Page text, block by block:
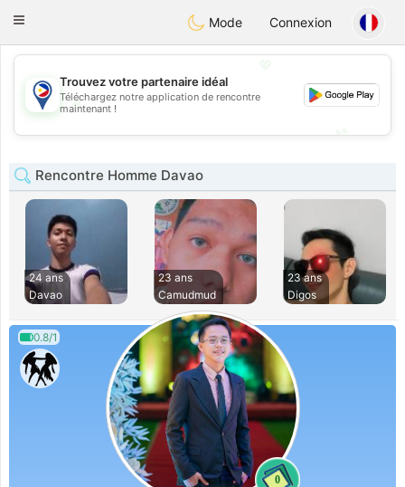
PhilippinesChat
Toggle
Mode Connexion
💖
💕
Trouvez votre partenaire idéal
Téléchargez notre application de rencontre
maintenant !
Rencontre Homme Davao
24 ans
Davao
23 ans
Camudmud
23 ans
Digos
0.8/1
0